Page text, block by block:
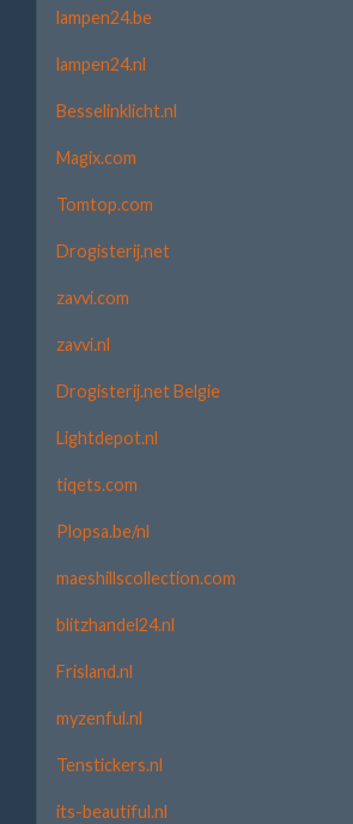
lampen24.be
lampen24.nl
Besselinklicht.nl
Magix.com
Tomtop.com
Drogisterij.net
zavvi.com
zavvi.nl
Drogisterij.net Belgie
Lightdepot.nl
tiqets.com
Plopsa.be/nl
maeshillscollection.com
blitzhandel24.nl
Frisland.nl
myzenful.nl
Tenstickers.nl
its-beautiful.nl